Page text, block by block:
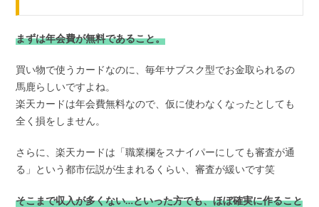
まずは年会費が無料であること。
買い物で使うカードなのに、毎年サブスク型でお金取られるの
馬鹿らしいですよね。
楽天カードは年会費無料なので、仮に使わなくなったとしても
全く損をしません。
さらに、楽天カードは「職業欄をスナイパーにしても審査が通
る」という都市伝説が生まれるくらい、審査が緩いです笑
そこまで収入が多くない…といった方でも、ほぼ確実に作ること